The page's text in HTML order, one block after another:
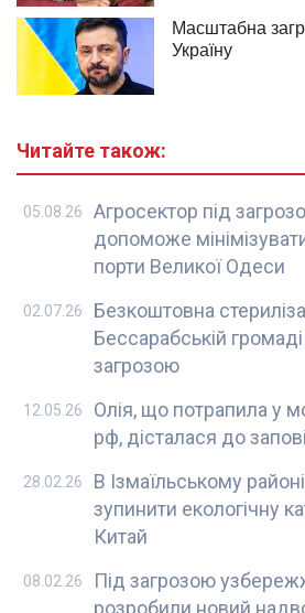
Читайте також:
Агросектор під
допоможе
порти Великої Одеси
05.08.26
Безкоштовна
Бессарабській
загрозою
02.07.26
Олія, що потрапила у
рф, дісталася до
12.05.26
В Ізмаїльському
зупинити екологічну
Китай
28.02.26
Під загрозою
розробили новий
08.02.26